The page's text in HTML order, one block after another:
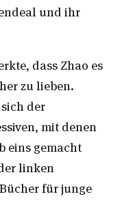
und ihr
dass Zhao es
zu lieben.
der
mit denen
eins gemacht
linken
für junge